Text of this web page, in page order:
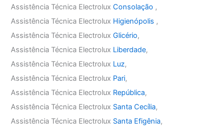
Assistência Técnica ElectroluxConsolação ,
Assistência Técnica Electrolux Higienópolis ,
Assistência Técnica ElectroluxGlicério,
Assistência Técnica Electrolux Liberdade,
Assistência Técnica Electrolux Luz,
Assistência Técnica Electrolux Pari,
Assistência Técnica Electrolux República,
Assistência Técnica Electrolux Santa Cecília,
Assistência Técnica Electrolux Santa Efigênia,